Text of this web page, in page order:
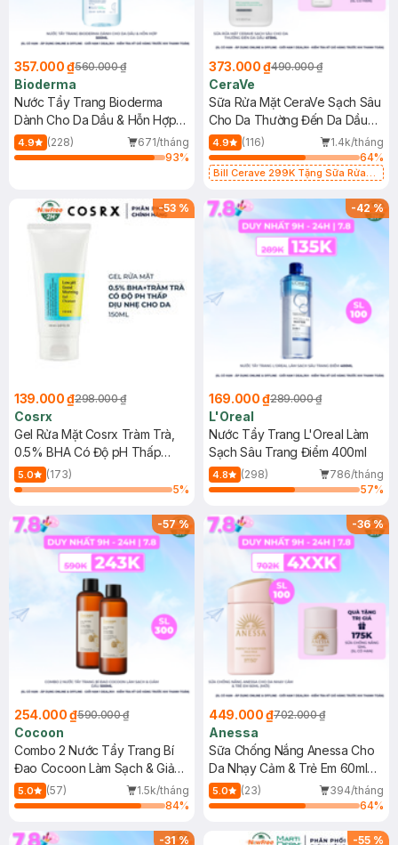
357.000 ₫560.000 ₫
Bioderma
Nước Tẩy Trang Bioderma
Dành Cho Da Dầu & Hỗn Hợp
500ml
4.9 (228)
671/tháng
93%
373.000 ₫490.000 ₫
CeraVe
Sữa Rửa Mặt CeraVe Sạch Sâu
Cho Da Thường Đến Da Dầu
473ml
4.9 (116)
1.4k/tháng
64%
Bill Cerave 299K Tặng Sữa Rửa
-53 %
139.000 ₫298.000 ₫
Cosrx
Gel Rửa Mặt Cosrx Tràm Trà,
0.5% BHA Có Độ pH Thấp
150ml
5.0
(173)
5%
-42%
169.000 ₫289.000 ₫
L'Oreal
Nước Tẩy Trang L'Oreal Làm
Sạch Sâu Trang Điểm 400ml
4.8 (298)
786/tháng
57%
-57%
254.000 ₫590.000 ₫
Cocoon
Combo 2 Nước Tẩy Trang Bí
Đao Cocoon Làm Sạch & Giảm
Dầu 500ml
5.0 (57)
1.5k/tháng
84%
-36%
449.000 ₫702.000 ₫
Anessa
Sữa Chống Nắng Anessa Cho
Da Nhạy Cảm & Trẻ Em 60ml
(Mới)
5.0 (23)
394/tháng
64%
-31% -55 %